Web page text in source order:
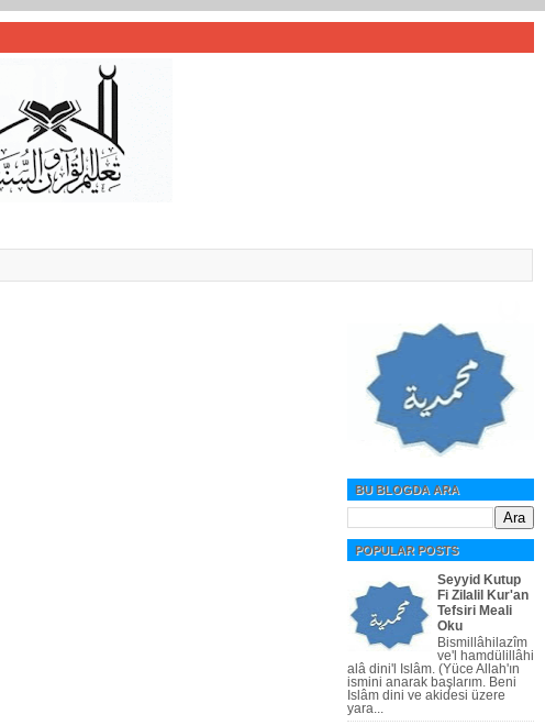
BU BLOGDA ARA
POPULAR POSTS
Seyyid Kutup
Fi Zilalil Kur'an
Tefsiri Meali
Oku
Bismillâhilazîm
ve'l hamdülillâhi
alâ dini'l Islâm. (Yüce Allah'ın
ismini anarak başlarım. Beni
Islâm dini ve akidesi üzere
yara...